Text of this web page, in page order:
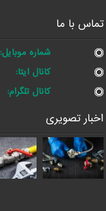
تماس با ما
شماره موبایل:
کانال ایتا:
کانال تلگرام:
اخبار تصویری